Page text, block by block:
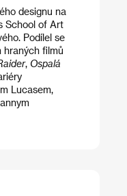
designu na
School of Art
Podílel se
hraných filmů
, Ospalá
Lucasem,